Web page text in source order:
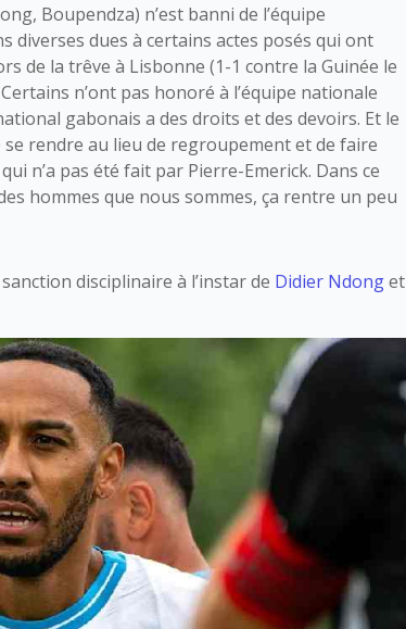
Boupendza) n’est banni de l’équipe
diverses dues à certains actes posés qui ont
de la trêve à Lisbonne (1-1 contre la Guinée le
n’ont pas honoré à l’équipe nationale
gabonais a des droits et des devoirs. Et le
rendre au lieu de regroupement et de faire
n’a pas été fait par Pierre-Emerick. Dans ce
hommes que nous sommes, ça rentre un peu
disciplinaire à l’instar de Didier Ndonget